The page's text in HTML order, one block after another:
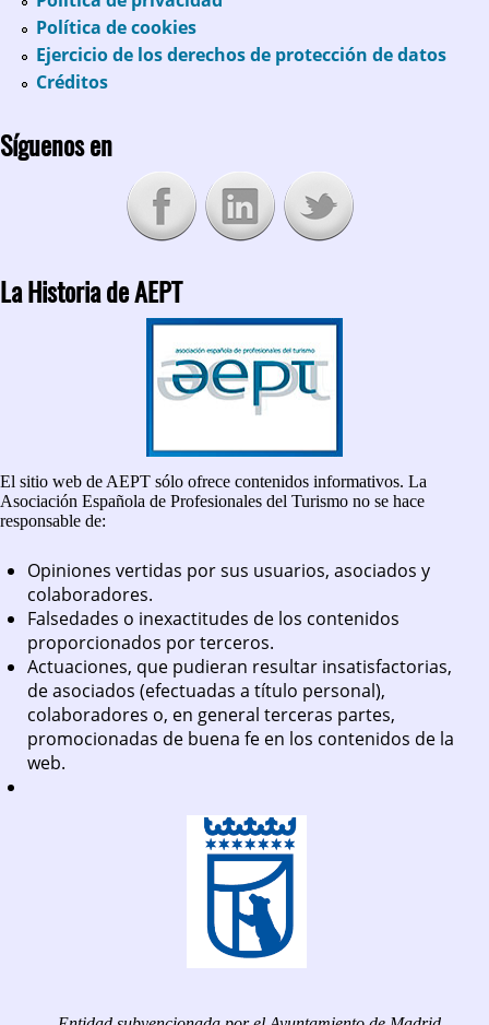
Política de cookies
Ejercicio de los derechos de protección de datos
Créditos
Síguenos en
La Historia de AEPT
El sitio web de AEPT sólo ofrece contenidos informativos. La
Asociación Española de Profesionales del Turismo no se hace
responsable de:
Opiniones vertidas por sus usuarios, asociados y
colaboradores.
Falsedades o inexactitudes de los contenidos
proporcionados por terceros.
Actuaciones, que pudieran resultar insatisfactorias,
de asociados (efectuadas a título personal),
colaboradores o, en general terceras partes,
promocionadas de buena fe en los contenidos de la
web.